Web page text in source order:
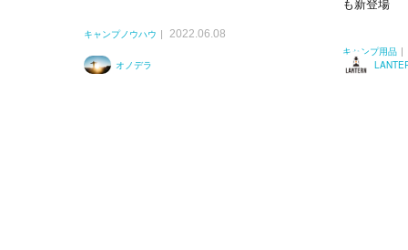
キャンプノウハウ 2022.06.08
オノデラ
キャンプ用品